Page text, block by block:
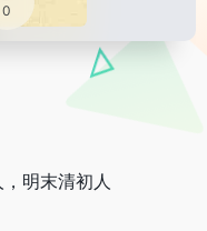
0
明末清初人